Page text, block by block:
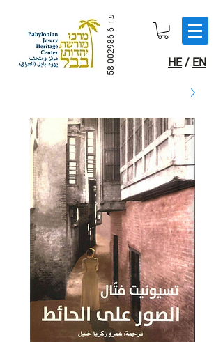
ע.ר
58-002986-6 HE/ EN